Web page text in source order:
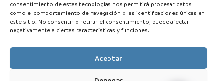
consentimiento de estas tecnologías nos permitirá procesar datos
como el comportamiento de navegación o las identificaciones únicas en
este sitio. No consentir o retirar el consentimiento, puede afectar
negativamente a ciertas características y funciones.
Aceptar